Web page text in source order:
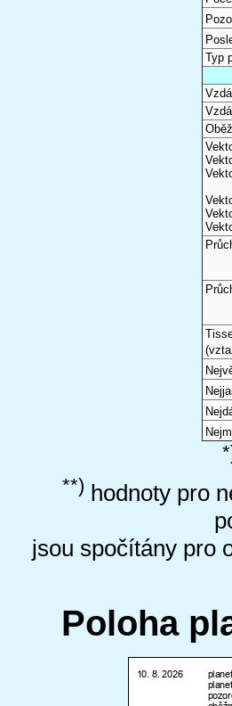
Typ
**) hodnoty pro
jsou spočítány pro
Poloha